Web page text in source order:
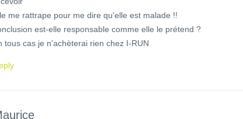
me rattrape pour me dire qu'elle est malade !!
est-elle responsable comme elle le prétend ?
tous cas je n'achèterai rien chez I-RUN